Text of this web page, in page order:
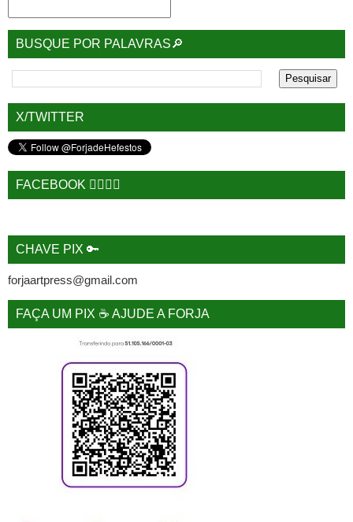
BUSQUE POR PALAVRAS🔎
X/TWITTER
FACEBOOK 🙋‍♂️🙋‍♀️
CHAVE PIX 🔑
forjaartpress@gmail.com
FAÇA UM PIX ☕ AJUDE A FORJA